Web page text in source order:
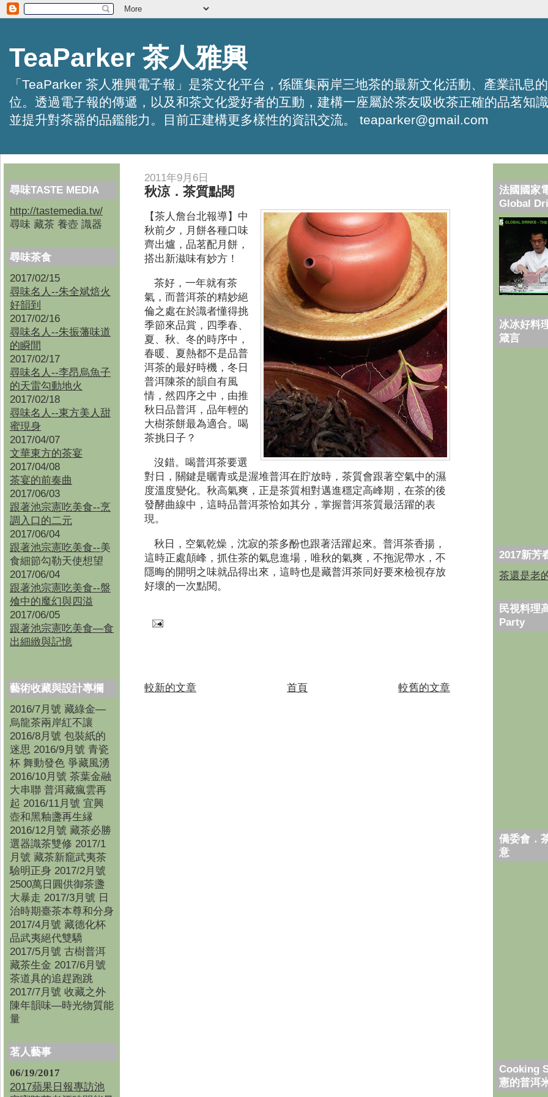
TeaParker 茶人雅興
「TeaParker 茶人雅興電子報」是茶文化平台，係匯集兩岸三地茶的最新文化活動、產業訊息
位。透過電子報的傳遞，以及和茶文化愛好者的互動，建構一座屬於茶友吸收茶正確的品茗知
並提升對茶器的品鑑能力。目前正建構更多樣性的資訊交流。 teaparker@gmail.com
尋味TASTE MEDIA
http://tastemedia.tw/
尋味 藏茶 養壺 識器
尋味茶食
2017/02/15
尋味名人--朱全斌焙火
好韻到
2017/02/16
尋味名人--朱振藩味道
的瞬間
2017/02/17
尋味名人--李昂烏魚子
的天雷勾動地火
2017/02/18
尋味名人--東方美人甜
蜜現身
2017/04/07
文華東方的茶宴
2017/04/08
茶宴的前奏曲
2017/06/03
跟著池宗憲吃美食--烹
調入口的二元
2017/06/04
跟著池宗憲吃美食--美
食細節勾勒天使想望
2017/06/04
跟著池宗憲吃美食--盤
飧中的魔幻與四溢
2017/06/05
跟著池宗憲吃美食—食
出細緻與記憶
藝術收藏與設計專欄
2016/7月號 藏綠金—
烏龍茶兩岸紅不讓
2016/8月號 包裝紙的
迷思 2016/9月號 青瓷
杯 舞動發色 爭藏風湧
2016/10月號 茶葉金融
大串聯 普洱藏瘋雲再
起 2016/11月號 宜興
壺和黑釉盞再生縁
2016/12月號 藏茶必勝
選器識茶雙修 2017/1
月號 藏茶新竉武夷茶
驗明正身 2017/2月號
2500萬日圓供御茶盞
大暴走 2017/3月號 日
治時期臺茶本尊和分身
2017/4月號 藏德化杯
品武夷絕代雙驕
2017/5月號 古樹普洱
藏茶生金 2017/6月號
茶道具的追趕跑跳
2017/7月號 收藏之外
陳年韻味—時光物質能
量
茗人藝事
06/19/2017
2017蘋果日報專訪池
2011年9月6日
秋涼．茶質點閱
【茶人詹台北報導】 中
秋前夕，月餅各種口味
齊出爐，品茗配月餅，
搭出新滋味有妙方！
茶好，一年就有茶
氣，而普洱茶的精妙絕
倫之處在於識者懂得挑
季節來品賞，四季春、
夏、秋、冬的時序中，
春暖、夏熱都不是品普
洱茶的最好時機，冬日
普洱陳茶的韻自有風
情，然四序之中，由推
秋日品普洱，品年輕的
大樹茶餅最為適合。喝
茶挑日子？
沒錯。喝普洱茶要選
對日，關鍵是曬青或是渥堆普洱在貯放時，茶質會跟著空氣中的濕
度溫度變化。秋高氣爽，正是茶質相對邁進穩定高峰期，在茶的後
發酵曲線中，這時品普洱茶恰如其分，掌握普洱茶質最活躍的表
現。
秋日，空氣乾燥，沈寂的茶多酚也跟著活躍起來。普洱茶香揚，
這時正處顛峰，抓住茶的氣息進場，唯秋的氣爽，不拖泥帶水，不
隱晦的開明之味就品得出來，這時也是藏普洱茶同好要來檢視存放
好壞的一次點閱。
較新的文章 較舊的文章
首頁
法國國家
Global
冰冰好料
箴言
2017新芳
茶還是老
民視料理
Party
僑委會．
意
Cooking
憲的普洱